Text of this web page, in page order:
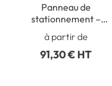
Panneau de
stationnement –
Parking Ecole
à partir de
91,30 € HT